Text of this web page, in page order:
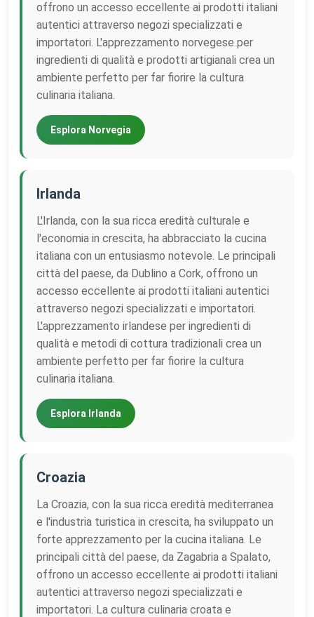
offrono un accesso eccellente ai prodotti italiani
autentici attraverso negozi specializzati e
importatori. L'apprezzamento norvegese per
ingredienti di qualità e prodotti artigianali crea un
ambiente perfetto per far fiorire la cultura
culinaria italiana.
Esplora Norvegia
Irlanda
L'Irlanda, con la sua ricca eredità culturale e
l'economia in crescita, ha abbracciato la cucina
italiana con un entusiasmo notevole. Le principali
città del paese, da Dublino a Cork, offrono un
accesso eccellente ai prodotti italiani autentici
attraverso negozi specializzati e importatori.
L'apprezzamento irlandese per ingredienti di
qualità e metodi di cottura tradizionali crea un
ambiente perfetto per far fiorire la cultura
culinaria italiana.
Esplora Irlanda
Croazia
La Croazia, con la sua ricca eredità mediterranea
e l'industria turistica in crescita, ha sviluppato un
forte apprezzamento per la cucina italiana. Le
principali città del paese, da Zagabria a Spalato,
offrono un accesso eccellente ai prodotti italiani
autentici attraverso negozi specializzati e
importatori. La cultura culinaria croata e